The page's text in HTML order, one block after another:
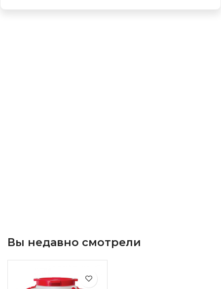
Вы недавно смотрели